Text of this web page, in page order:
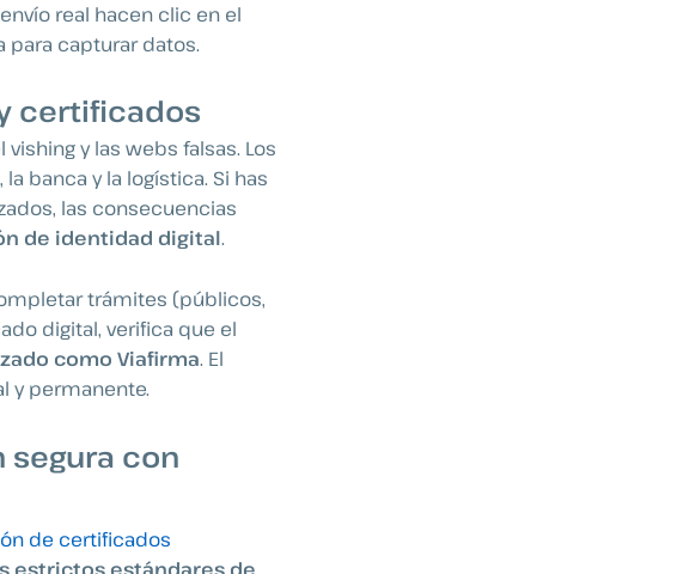
real hacen clic en el
para capturar datos.
certificados
y las webs falsas. Los
banca y la logística. Si has
las consecuencias
de identidad digital.
trámites (públicos,
digital, verifica que el
como Viafirma. El
y permanente.
segura con
de certificados